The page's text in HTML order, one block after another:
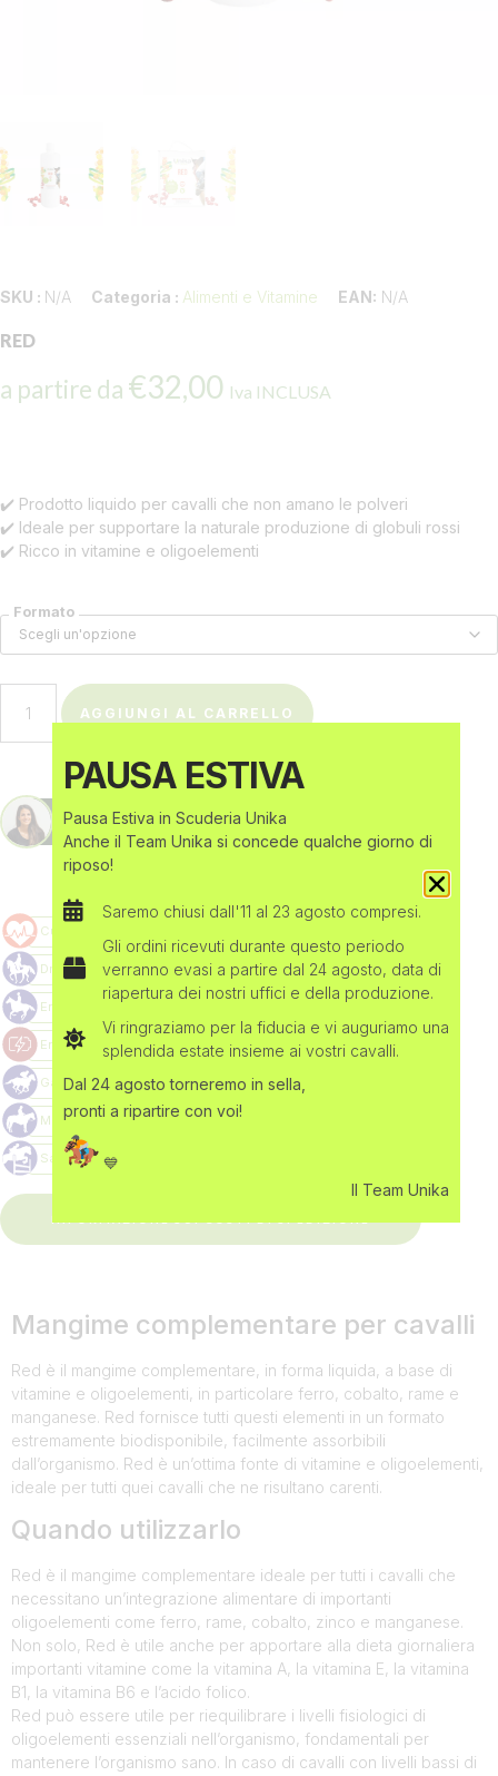
SKU : N/A Categoria : Alimenti e Vitamine EAN: N/A
RED
a partire da €32,00 Iva INCLUSA
✔️ Prodotto liquido per cavalli che non amano le polveri
✔️ Ideale per supportare la naturale produzione di globuli rossi
✔️ Ricco in vitamine e oligoelementi
Formato
AGGIUNGI AL CARRELLO
DOMANDE? CONTATTACI SU WHATSAPP!
Mangime complementare per cavalli
Red è il mangime complementare, in forma liquida, a base di
vitamine e oligoelementi, in particolare ferro, cobalto, rame e
manganese. Red fornisce tutti questi elementi in un formato
estremamente biodisponibile, facilmente assorbibili
dall’organismo. Red è un’ottima fonte di vitamine e oligoelementi,
ideale per tutti quei cavalli che ne risultano carenti.
Quando utilizzarlo
Red è il mangime complementare ideale per tutti i cavalli che
necessitano un’integrazione alimentare di importanti
oligoelementi come ferro, rame, cobalto, zinco e manganese.
Non solo, Red è utile anche per apportare alla dieta giornaliera
importanti vitamine come la vitamina A, la vitamina E, la vitamina
B1, la vitamina B6 e l’acido folico.
Red può essere utile per riequilibrare i livelli fisiologici di
oligoelementi essenziali nell’organismo, fondamentali per
mantenere l’organismo sano. In caso di cavalli con livelli bassi di
PAUSA ESTIVA
Pausa Estiva in Scuderia Unika
Anche il Team Unika si concede qualche giorno di
riposo!
Saremo chiusi dall'11 al 23 agosto compresi.
Gli ordini ricevuti durante questo periodo
verranno evasi a partire dal 24 agosto, data di
riapertura dei nostri uffici e della produzione.
Vi ringraziamo per la fiducia e vi auguriamo una
splendida estate insieme ai vostri cavalli.
Dal 24 agosto torneremo in sella,
pronti a ripartire con voi!
💙
Il Team Unika